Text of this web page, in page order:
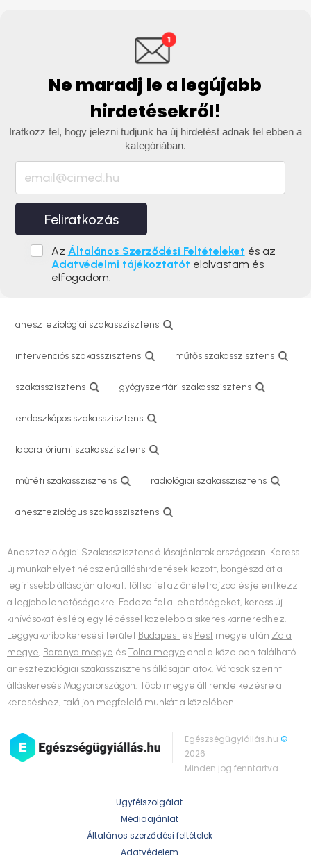
Ne maradj le a legújabb
hirdetésekről!
Iratkozz fel, hogy jelezni tudjunk ha új hirdetést adnak fel ebben a
kategóriában.
Feliratkozás
Az Általános Szerződési Feltételeket és az
Adatvédelmi tájékoztatót elolvastam és
elfogadom.
aneszteziológiai szakasszisztens
intervenciós szakasszisztens műtős szakasszisztens
szakasszisztens gyógyszertári szakasszisztens
endoszkópos szakasszisztens
laboratóriumi szakasszisztens
műtéti szakasszisztens radiológiai szakasszisztens
aneszteziológus szakasszisztens
Aneszteziológiai Szakasszisztens állásajánlatok országosan. Keress
új munkahelyet népszerű álláshirdetések között, böngészd át a
legfrissebb állásajánlatokat, töltsd fel az önéletrajzod és jelentkezz
a legjobb lehetőségekre. Fedezd fel a lehetőségeket, keress új
kihívásokat és lépj egy lépéssel közelebb a sikeres karrieredhez.
Leggyakoribb keresési terület Budapest és Pest megye után Zala
megye, Baranya megye ésTolna megye ahol a közelben található
aneszteziológiai szakasszisztens állásajánlatok. Városok szerinti
álláskeresés Magyarországon. Több megye áll rendelkezésre a
kereséshez, találjon megfelelő munkát a közelében.
Egészségügyiállás.hu©
2026
Minden jog fenntartva.
Ügyfélszolgálat
Médiaajánlat
Általános szerződési feltételek
Adatvédelem